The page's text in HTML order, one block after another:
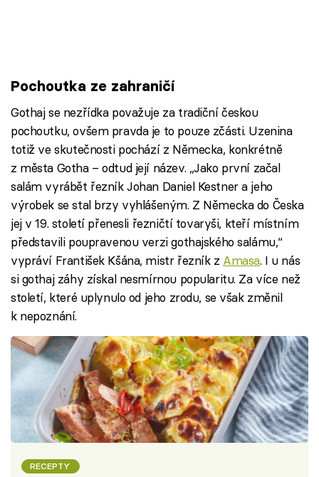
Pochoutka ze zahraničí
Gothaj se nezřídka považuje za tradiční českou
pochoutku, ovšem pravda je to pouze zčásti. Uzenina
totiž ve skutečnosti pochází z Německa, konkrétně
z města Gotha – odtud její název. „Jako první začal
salám vyrábět řezník Johan Daniel Kestner a jeho
výrobek se stal brzy vyhlášeným. Z Německa do Česka
jej v 19. století přenesli řezničtí tovaryši, kteří místním
představili poupravenou verzi gothajského salámu,“
vypráví František Kšána, mistr řezník z Amasa. I u nás
si gothaj záhy získal nesmírnou popularitu. Za více než
století, které uplynulo od jeho zrodu, se však změnil
k nepoznání.
RECEPTY